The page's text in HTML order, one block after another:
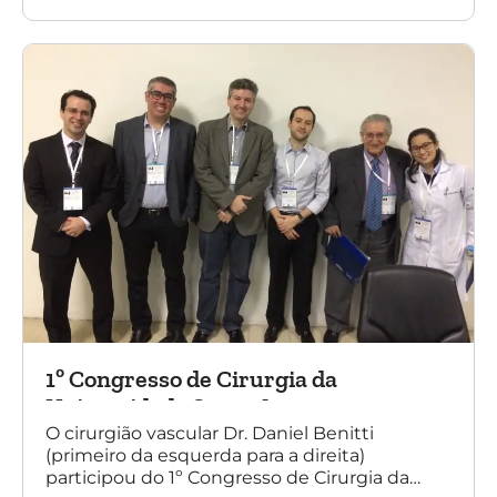
Angiologia e Cirurgia Vascular do Rio Grande
do Sul.
1º Congresso de Cirurgia da
Universidade Santo Amaro
O cirurgião vascular Dr. Daniel Benitti
(primeiro da esquerda para a direita)
participou do 1º Congresso de Cirurgia da